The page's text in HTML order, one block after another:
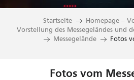
Startseite
Homepage –
Vorstellung des Messegeländes und
Messegelände
Fotos
Fotos vom